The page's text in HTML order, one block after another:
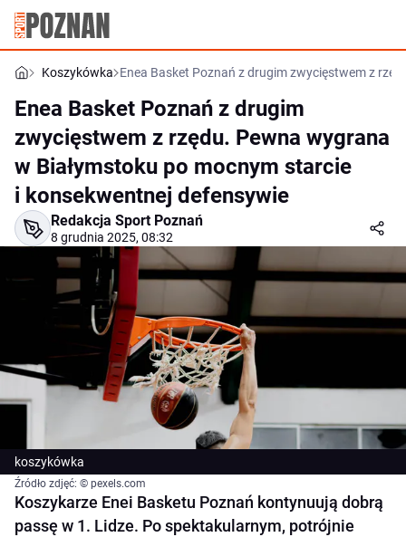
Koszykówka Enea Basket Poznań z drugim zwycięstwem z
Enea Basket Poznań z drugim
zwycięstwem z rzędu. Pewna wygrana
w Białymstoku po mocnym starcie
i konsekwentnej defensywie
Redakcja Sport Poznań
8 grudnia 2025, 08:32
koszykówka
Źródło zdjęć: © pexels.com
Koszykarze Enei Basketu Poznań kontynuują dobrą
passę w 1. Lidze. Po spektakularnym, potrójnie